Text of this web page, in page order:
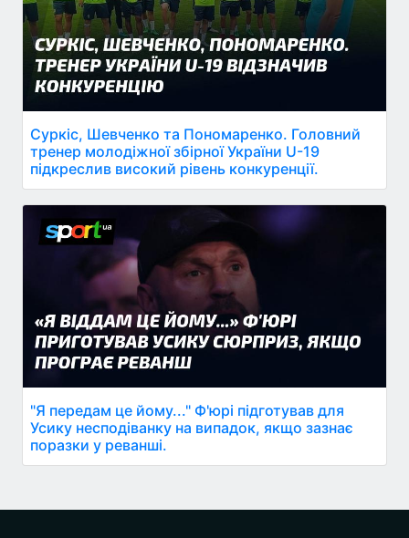
Суркіс, Шевченко та Пономаренко. Головний
тренер молодіжної збірної України U-19
підкреслив високий рівень конкуренції.
"Я передам це йому..." Ф'юрі підготував для
Усику несподіванку на випадок, якщо зазнає
поразки у реванші.